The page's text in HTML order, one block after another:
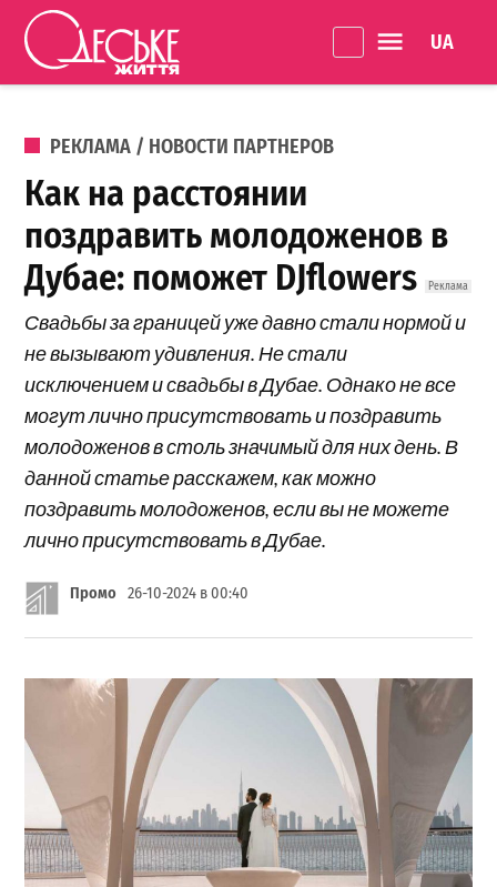
Перейти к содержанию
життя
ОПУБЛИКОВАНО В
РЕКЛАМА / НОВОСТИ ПАРТНЕРОВ
Как на расстоянии
поздравить молодоженов в
Дубае: поможет DJflowers
Свадьбы за границей уже давно стали нормой и
не вызывают удивления. Не стали
исключением и свадьбы в Дубае. Однако не все
могут лично присутствовать и поздравить
молодоженов в столь значимый для них день. В
данной статье расскажем, как можно
поздравить молодоженов, если вы не можете
лично присутствовать в Дубае.
Промо 26-10-2024 в 00:40